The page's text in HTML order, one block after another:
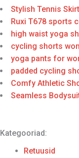
Stylish Tennis
Ruxi T678 sports
high waist yoga
cycling shorts
yoga pants for
padded cycling
Comfy Athletic
Seamless
Kategooriad:
Retuusid